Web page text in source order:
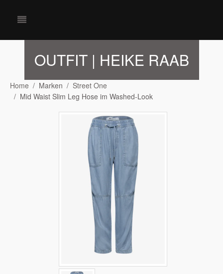
OUTFIT | HEIKE RAAB
Home Marken
Street One
Mid Waist Slim Leg Hose im Washed-Look